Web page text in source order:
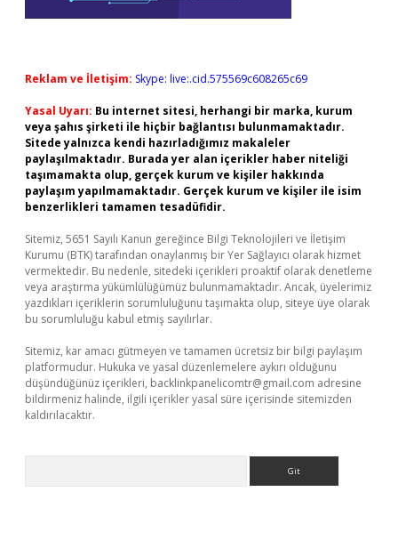
Reklam ve İletişim: Skype: live:.cid.575569c608265c69
Yasal Uyarı: Bu internet sitesi, herhangi bir marka, kurum
veya şahıs şirketi ile hiçbir bağlantısı bulunmamaktadır.
Sitede yalnızca kendi hazırladığımız makaleler
paylaşılmaktadır. Burada yer alan içerikler haber niteliği
taşımamakta olup, gerçek kurum ve kişiler hakkında
paylaşım yapılmamaktadır. Gerçek kurum ve kişiler ile isim
benzerlikleri tamamen tesadüfidir.
Sitemiz, 5651 Sayılı Kanun gereğince Bilgi Teknolojileri ve İletişim
Kurumu (BTK) tarafından onaylanmış bir Yer Sağlayıcı olarak hizmet
vermektedir. Bu nedenle, sitedeki içerikleri proaktif olarak denetleme
veya araştırma yükümlülüğümüz bulunmamaktadır. Ancak, üyelerimiz
yazdıkları içeriklerin sorumluluğunu taşımakta olup, siteye üye olarak
bu sorumluluğu kabul etmiş sayılırlar.
Sitemiz, kar amacı gütmeyen ve tamamen ücretsiz bir bilgi paylaşım
platformudur. Hukuka ve yasal düzenlemelere aykırı olduğunu
düşündüğünüz içerikleri, backlinkpanelicomtr@gmail.com adresine
bildirmeniz halinde, ilgili içerikler yasal süre içerisinde sitemizden
kaldırılacaktır.